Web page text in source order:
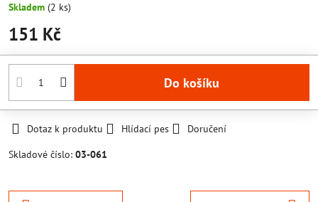
Skladem (2 ks)
151 Kč
Do košíku
Dotaz k produktu Hlídací pes
Doručení
Skladové číslo: 03-061